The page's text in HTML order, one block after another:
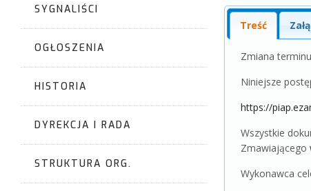
SYGNALIŚCI
OGŁOSZENIA
HISTORIA
DYREKCJA I RADA
INSTYTUTU
STRUKTURA ORG.
Treść
Zmiana
Niniejsze
https://
Wszystkie
Zmawiającego
Wykonawca